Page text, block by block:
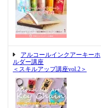
アルコールインクアーキーホ
ルダー講座
＜スキルアップ講座vol.2＞